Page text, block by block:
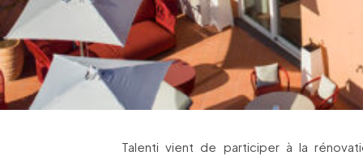
Talenti vient de participer à la